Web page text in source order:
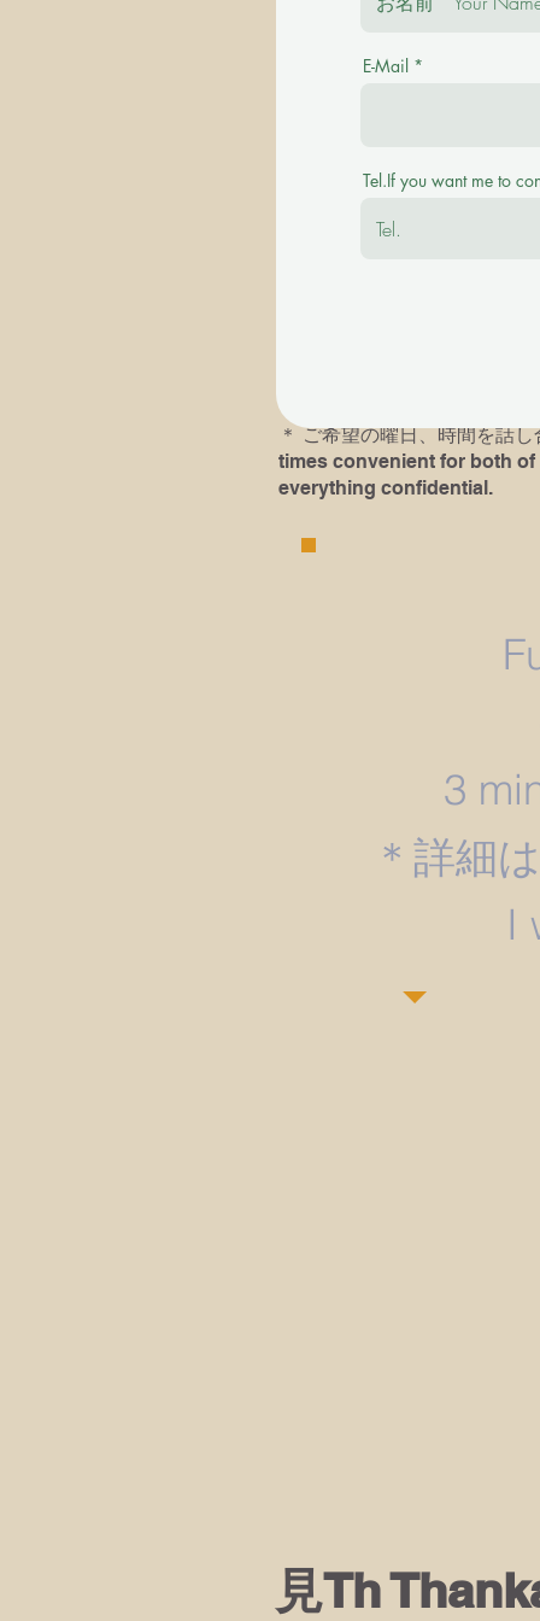
＊その後に有料の体験レッ
available with a fee.
す。If you or your child(
＊​ ご希望の曜日、時間を話
times convenient for both of
everything confidential.
E-Mail
Tel.If you want me to
3
＊詳細
​I
見Th